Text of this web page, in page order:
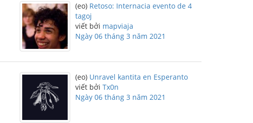
(eo) Retoso: Internacia evento de 4
tagoj
viết bởi mapviaja
Ngày 06 tháng 3 năm 2021
(eo) Unravel kantita en Esperanto
viết bởi Tx0n
Ngày 06 tháng 3 năm 2021